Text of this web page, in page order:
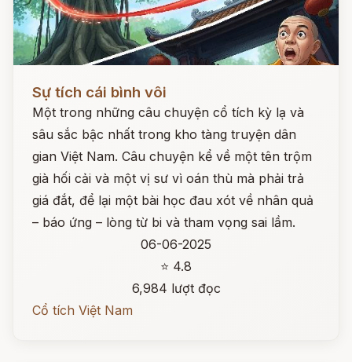
Sự tích cái bình vôi
Một trong những câu chuyện cổ tích kỳ lạ và
sâu sắc bậc nhất trong kho tàng truyện dân
gian Việt Nam. Câu chuyện kể về một tên trộm
già hối cải và một vị sư vì oán thù mà phải trả
giá đắt, để lại một bài học đau xót về nhân quả
– báo ứng – lòng từ bi và tham vọng sai lầm.
06-06-2025
⭐ 4.8
6,984 lượt đọc
Cổ tích Việt Nam